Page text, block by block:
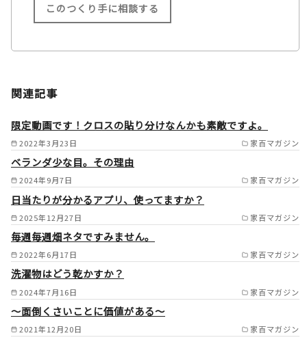
施工範囲
磨町/三木市/小野市/加東市/加
西市/神崎郡神河町/神崎郡福崎
町/西脇市の一部/多可町/宍粟
市/山崎町/佐用郡/明石市西部/
岡山県備前市/岡山県瀬戸内市
/
このつくり手に相談する
関連記事
2022年3月23日 家百マガジン
限定動画です！クロスの貼り分けなんかも素敵ですよ。
2024年9月7日 家百マガジン
ベランダ少な目。その理由
2025年12月27日 家百マガジン
日当たりが分かるアプリ、使ってますか？
2022年6月17日 家百マガジン
毎週毎週畑ネタですみません。
2024年7月16日 家百マガジン
洗濯物はどう乾かすか？
2021年12月20日 家百マガジン
～面倒くさいことに価値がある～